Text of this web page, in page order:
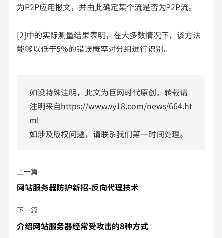
为P2P应用报文，并由此确定某个流是否为P2P流。
[2]中的实际测量结果表明，在大多数情况下，该方法
能够以低于5%的错误概率对分组进行识别。
如没特殊注明，此文为巨网时代原创，转载请
注明来自https://www.vy18.com/news/664.ht
ml
如涉及版权问题，请联系我们第一时间处理。
上一篇
网站服务器防护新招-反向代理技术
下一篇
介绍网站服务器经常受攻击的8种方式